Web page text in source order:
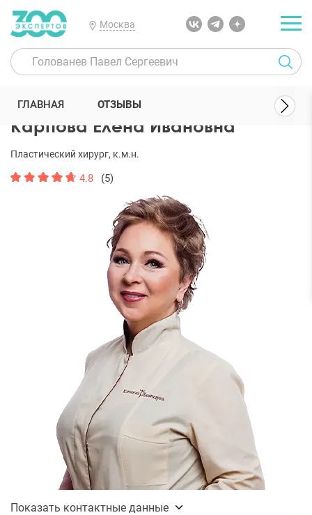
Москва
300 Экспертов Пластические хирурги Карпова Елена Ивановна
Карпова Елена Ивановна
Пластический хирург, к.м.н.
4.8 (5)
Показать контактные данные
ГЛАВНАЯ ОТЗЫВЫ